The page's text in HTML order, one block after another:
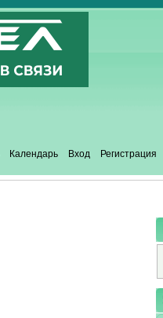
Календарь Вход Регистрация